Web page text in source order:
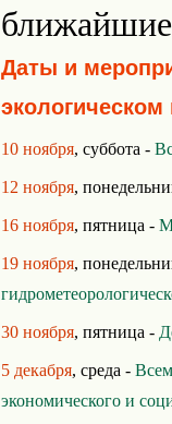
Даты и
экологическом
10 ноября, суббота -
12 ноября,
16 ноября, пятница -
19 ноября,
30 ноября, пятница -
5 декабря, среда -
экономического и